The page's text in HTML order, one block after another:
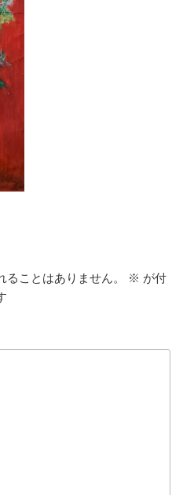
ることはありません。 ※ が付